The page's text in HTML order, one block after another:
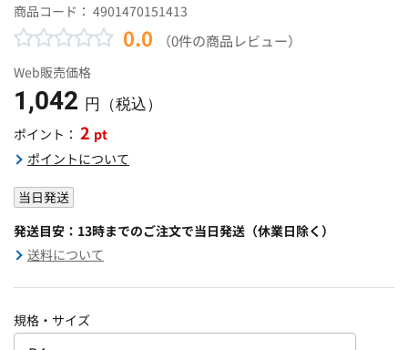
商品コード： 4901470151413
0.0 （0件の商品レビュー）
Web販売価格
1,042 円（税込）
ポイント： 2 pt
ポイントについて
当日発送
発送目安：13時までのご注文で当日発送（休業日除く）
送料について
規格・サイズ